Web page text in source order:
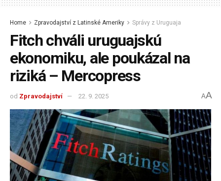
Home Zpravodajství z Latinské Ameriky Správy z Uruguaja
Fitch chváli uruguajskú
ekonomiku, ale poukázal na
riziká – Mercopress
od Zpravodajství 22. 9. 2025 AA